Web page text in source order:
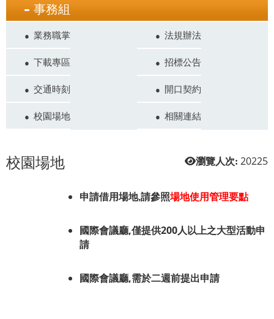
事務組
業務職掌 法規辦法
下載專區 招標公告
交通時刻 開口契約
校園場地 相關連結
瀏覽人次: 20225
校園場地
申請借用場地,請參照場地使用管理要點
國際會議廳,僅提供200人以上之大型活動申
請
國際會議廳,需於二週前提出申請